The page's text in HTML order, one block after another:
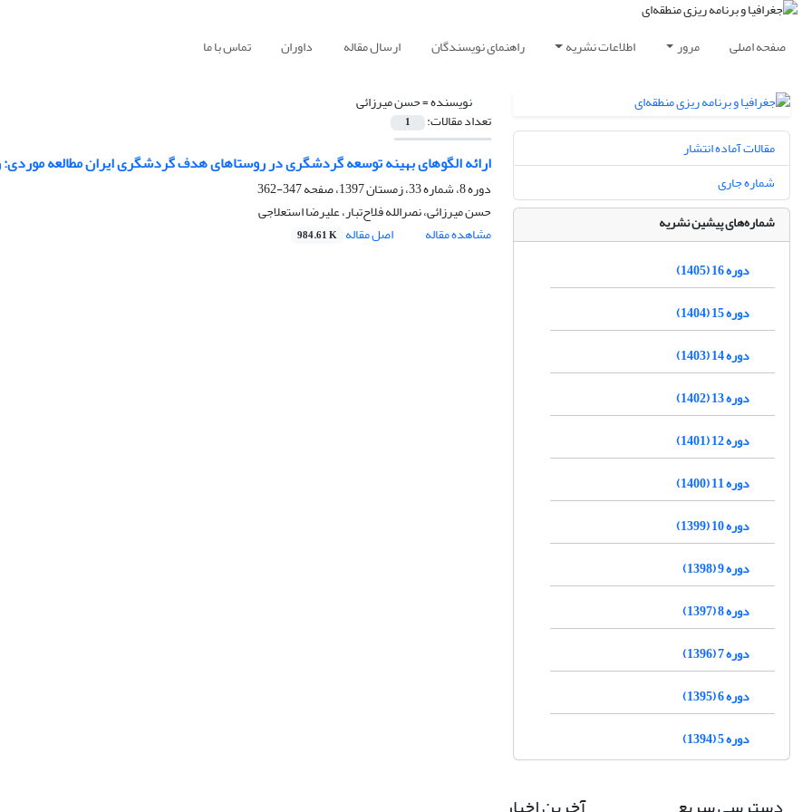
صفحه اصلی مرور اطلاعات نشریه راهنمای نویسندگان ارسال مقاله داوران تماس با ما
نویسنده =حسن میرزائی
تعداد مقالات: 1
ارائه الگوهای بهینه توسعه گردشگری در روستاهای هدف گردشگری ایران مطالعه
دوره 8، شماره 33، زمستان 1397، صفحه
347-362
حسن میرزائی، نصرالله فلاح‌تبار، علیرضا استعلاجی
مشاهده مقاله
اصل مقاله 984.61 K
مقالات آماده انتشار
شماره جاری
شماره‌های پیشین نشریه
دوره 16 (1405)
دوره 15 (1404)
دوره 14 (1403)
دوره 13 (1402)
دوره 12 (1401)
دوره 11 (1400)
دوره 10 (1399)
دوره 9 (1398)
دوره 8 (1397)
دوره 7 (1396)
دوره 6 (1395)
دوره 5 (1394)